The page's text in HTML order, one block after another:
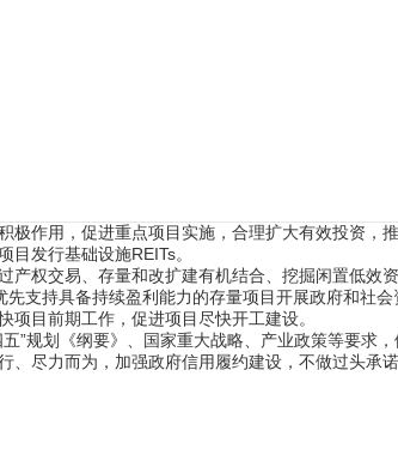
作用，促进重点项目实施，合理扩大有效投资，
发行基础设施REITs。
权交易、存量和改扩建有机结合、挖掘闲置低效
支持具备持续盈利能力的存量项目开展政府和社
目前期工作，促进项目尽快开工建设。
规划《纲要》、国家重大战略、产业政策等要求
尽力而为，加强政府信用履约建设，不做过头承